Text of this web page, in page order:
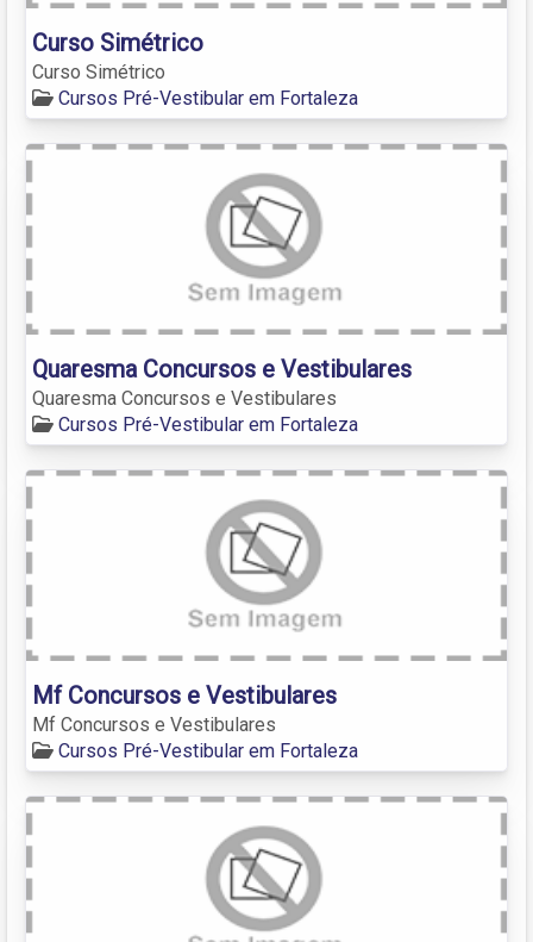
Curso Simétrico
Curso Simétrico
Cursos Pré-Vestibular em Fortaleza
Quaresma Concursos e Vestibulares
Quaresma Concursos e Vestibulares
Cursos Pré-Vestibular em Fortaleza
Mf Concursos e Vestibulares
Mf Concursos e Vestibulares
Cursos Pré-Vestibular em Fortaleza